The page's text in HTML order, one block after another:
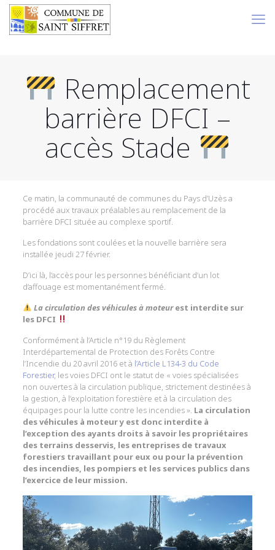
Remplacement
barrière DFCI –
accès Stade
Ce matin, la communauté de communes du Pays d’Uzès a
procédé aux travaux préalables au remplacement de la
barrière DFCI située au complexe sportif.
Les fondations sont coulées et la nouvelle barrière sera
installée jeudi 27 février.
D’ici là, l’accès pour les personnes bénéficiant d’un lot
d’affouage est momentanément fermé.
La circulation des véhicules à moteur est interdite sur
les DFCI
Conformément à l’Article n°19 du Règlement
Interdépartemental de Protection des Forêts Contre
l’Incendie du 20 avril 2016 et à l’Article L134-3 du Code
Forestier, les voies DFCI ont le statut de « voies spécialisées
non ouvertes à la circulation publique, strictement destinées à
la gestion, à l’exploitation forestière et à la circulation des
équipages pour la lutte contre les incendies ». La circulation
des véhicules à moteur y est donc interdite à
l’exception des ayants droits à savoir les propriétaires
des terrains desservis, les entreprises de travaux
forestiers travaillant pour eux ou pour la prévention
des incendies, les pompiers et les services publics dans
l’exercice de leur mission.